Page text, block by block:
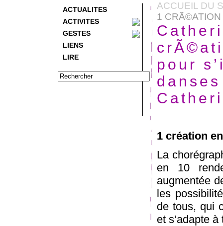
ACTUALITES
ACTIVITES
GESTES
LIENS
LIRE
ACCUEIL DU
1
pour
1 création
La
en 10
augmentée
les
de tous, qui
et s’adapte